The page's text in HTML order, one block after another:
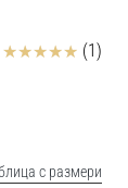
Отзиви (1)
с размери